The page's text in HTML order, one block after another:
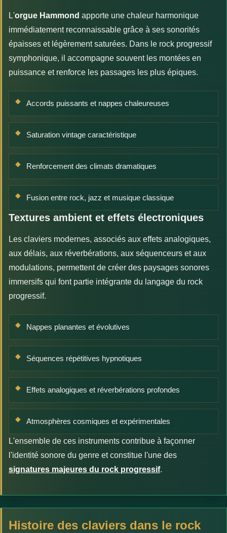
L'orgue Hammond apporte une chaleur harmonique
immédiatement reconnaissable grâce à ses sonorités
épaisses et légèrement saturées. Dans le rock progressif
symphonique, il accompagne souvent les montées en
puissance et renforce les passages les plus épiques.
Accords puissants et nappes chaleureuses
Saturation vintage caractéristique
Renforcement des climats dramatiques
Fusion entre rock, jazz et musique classique
Textures ambient et effets électroniques
Les claviers modernes, associés aux effets analogiques,
aux délais, aux réverbérations, aux séquenceurs et aux
modulations, permettent de créer des paysages sonores
immersifs qui font partie intégrante du langage du rock
progressif.
Nappes planantes et évolutives
Séquences répétitives hypnotiques
Effets analogiques et réverbérations profondes
Atmosphères cosmiques et expérimentales
L'ensemble de ces instruments contribue à façonner
l'identité sonore du genre et constitue l'une des
signatures majeures du rock progressif.
Histoire des claviers dans le rock